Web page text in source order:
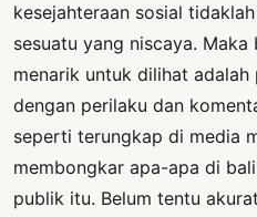
kesejahteraan sosial
sesuatu yang niscaya.
menarik untuk dilihat
dengan perilaku dan
seperti terungkap di media
membongkar apa-apa di
publik itu. Belum tentu